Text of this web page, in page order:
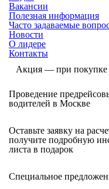
Вакансии
Полезная информация
Часто задаваемые
Новости
О лидере
Контакты
Акция— при покупке
Проведение
водителей в Москве
Оставьте заявку на
получите подробную
листа в подарок
Специальное